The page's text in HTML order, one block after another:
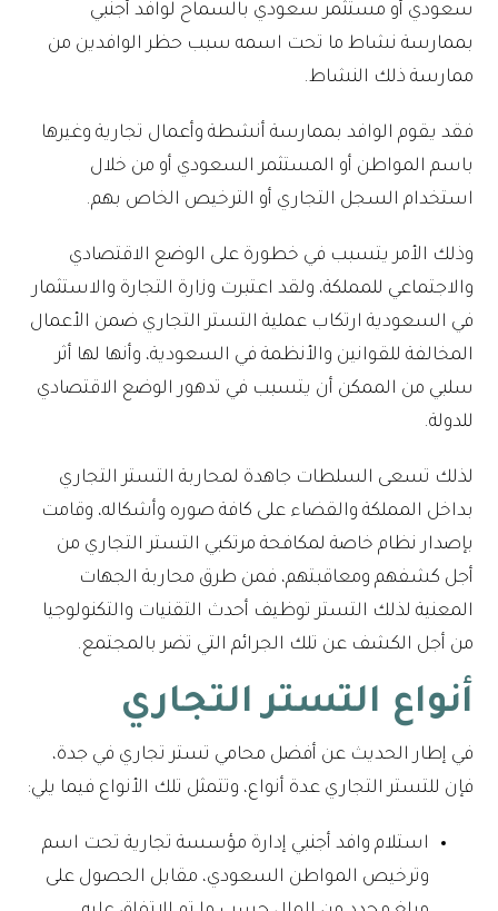
سعودي أو مستثمر سعودي بالسماح لوافد أجنبي
بممارسة نشاط ما تحت اسمه سبب حظر الوافدين من
ممارسة ذلك النشاط.
فقد يقوم الوافد بممارسة أنشطة وأعمال تجارية وغيرها
باسم المواطن أو المستثمر السعودي أو من خلال
استخدام السجل التجاري أو الترخيص الخاص بهم.
وذلك الأمر يتسبب في خطورة على الوضع الاقتصادي
والاجتماعي للمملكة، ولقد اعتبرت وزارة التجارة والاستثمار
في السعودية ارتكاب عملية التستر التجاري ضمن الأعمال
المخالفة للقوانين والأنظمة في السعودية، وأنها لها أثر
سلبي من الممكن أن يتسبب في تدهور الوضع الاقتصادي
للدولة.
لذلك تسعى السلطات جاهدة لمحاربة التستر التجاري
بداخل المملكة والقضاء على كافة صوره وأشكاله، وقامت
بإصدار نظام خاصة لمكافحة مرتكبي التستر التجاري من
أجل كشفهم ومعاقبتهم، فمن طرق محاربة الجهات
المعنية لذلك التستر توظيف أحدث التقنيات والتكنولوجيا
من أجل الكشف عن تلك الجرائم التي تضر بالمجتمع.
أنواع التستر التجاري
في إطار الحديث عن أفضل محامي تستر تجاري في جدة،
فإن للتستر التجاري عدة أنواع، وتتمثل تلك الأنواع فيما يلي:
استلام وافد أجنبي إدارة مؤسسة تجارية تحت اسم
وترخيص المواطن السعودي، مقابل الحصول على